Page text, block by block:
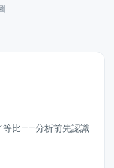
等比——分析前先認識